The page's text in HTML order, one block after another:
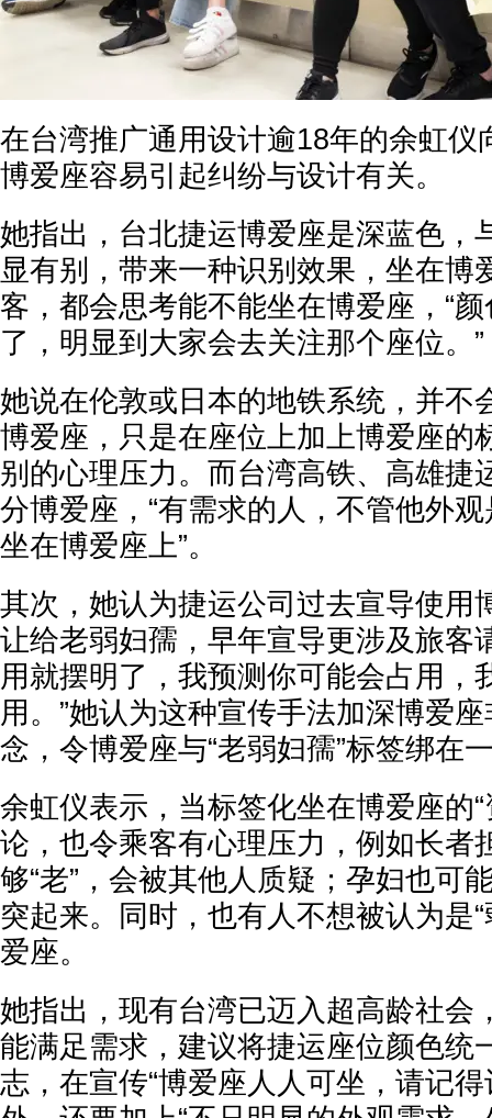
在台湾推广通用设计逾18年的余虹仪
博爱座容易引起纠纷与设计有关。
她指出，台北捷运博爱座是深蓝色，
显有别，带来一种识别效果，坐在博
客，都会思考能不能坐在博爱座，“
了，明显到大家会去关注那个座位。”
她说在伦敦或日本的地铁系统，并不
博爱座，只是在座位上加上博爱座的
别的心理压力。而台湾高铁、高雄捷
分博爱座，“有需求的人，不管他外
坐在博爱座上”。
其次，她认为捷运公司过去宣导使用
让给老弱妇孺，早年宣导更涉及旅客
用就摆明了，我预测你可能会占用，
用。”她认为这种宣传手法加深博爱
念，令博爱座与“老弱妇孺”标签绑在
余虹仪表示，当标签化坐在博爱座的
论，也令乘客有心理压力，例如长者
够“老”，会被其他人质疑；孕妇也可
突起来。同时，也有人不想被认为是
爱座。
她指出，现有台湾已迈入超高龄社会
能满足需求，建议将捷运座位颜色统
志，在宣传“博爱座人人可坐，请记